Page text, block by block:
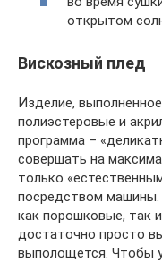
открытом
Вискозный плед
Изделие,
полиэстеровые и
программа –
совершать на
только
посредством
как порошковые, так
достаточно просто
выполощется. Чтобы